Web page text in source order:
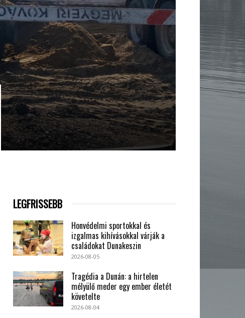
LEGFRISSEBB
Honvédelmi sportokkal és
izgalmas kihívásokkal várják a
családokat Dunakeszin
2026-08-05
Tragédia a Dunán: a hirtelen
mélyülő meder egy ember életét
követelte
2026-08-04